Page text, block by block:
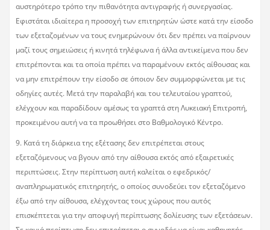
αυστηρότερο τρόπο την πιθανότητα αντιγραφής ή συνεργασίας.
Εφιστάται ιδιαίτερα η προσοχή των επιτηρητών ώστε κατά την είσοδο
των εξεταζομένων να τους ενημερώνουν ότι δεν πρέπει να παίρνουν
μαζί τους σημειώσεις ή κινητά τηλέφωνα ή άλλα αντικείμενα που δεν
επιτρέπονται και τα οποία πρέπει να παραμένουν εκτός αίθουσας και
να μην επιτρέπουν την είσοδο σε όποιον δεν συμμορφώνεται με τις
οδηγίες αυτές. Μετά την παραλαβή και του τελευταίου γραπτού,
ελέγχουν και παραδίδουν αμέσως τα γραπτά στη Λυκειακή Επιτροπή,
προκειμένου αυτή να τα προωθήσει στο Βαθμολογικό Κέντρο.
9. Κατά τη διάρκεια της εξέτασης δεν επιτρέπεται στους
εξεταζόμενους να βγουν από την αίθουσα εκτός από εξαιρετικές
περιπτώσεις. Στην περίπτωση αυτή καλείται ο εφεδρικός/
αναπληρωματικός επιτηρητής, ο οποίος συνοδεύει τον εξεταζόμενο
έξω από την αίθουσα, ελέγχοντας τους χώρους που αυτός
επισκέπτεται για την αποφυγή περίπτωσης δολίευσης των εξετάσεων.